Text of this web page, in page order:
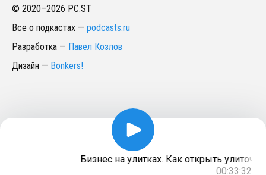
© 2020–2026 PC.ST
Все о подкастах — podcasts.ru
Разработка — Павел Козлов
Дизайн — Bonkers!
Бизнес на улитках. Как открыть
00:33:32